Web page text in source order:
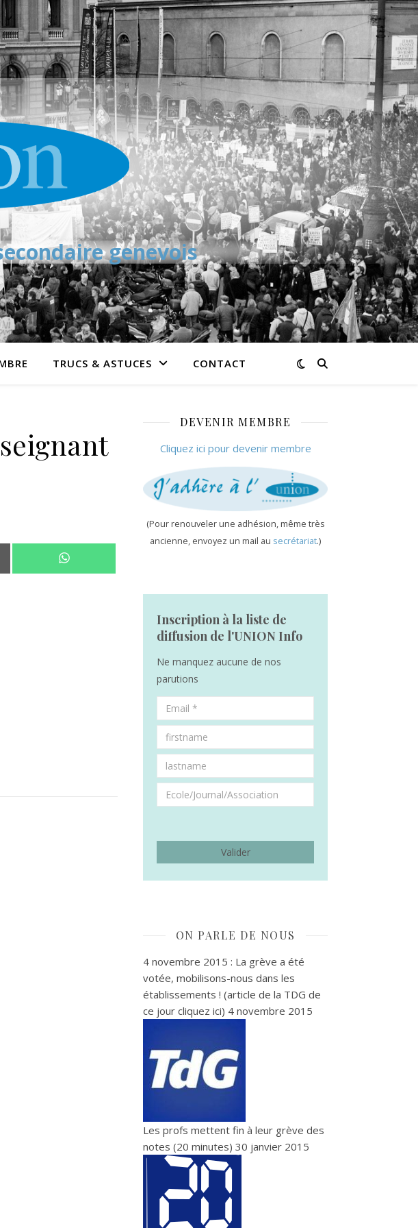
genevois
TRUCS & ASTUCES CONTACT
Email Share on WhatsApp
DEVENIR MEMBRE
Cliquez ici pour devenir membre
(Pour renouveler une adhésion, même très
ancienne, envoyez un mail au secrétariat.)
Inscription à la liste de
diffusion de l'UNION Info
Ne manquez aucune de nos
parutions
ON PARLE DE NOUS
4 novembre 2015 : La grève a été
votée, mobilisons-nous dans les
établissements ! (article de la TDG de
ce jour cliquez ici) 4 novembre 2015
Les profs mettent fin à leur grève des
notes (20 minutes) 30 janvier 2015